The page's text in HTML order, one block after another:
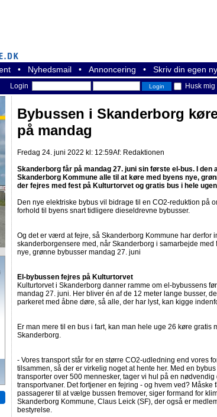
• Nyhedsmail • Annoncering • Skriv din egen
Login Husk mig
Bybussen i Skanderborg
på mandag
Fredag 24. juni 2022 kl: 12:59Af: Redaktionen
Skanderborg får på mandag 27. juni sin første el-bus. I den
Skanderborg Kommune alle til at køre med byens nye,
der fejres med fest på Kulturtorvet og gratis bus i hele ugen
Den nye elektriske bybus vil bidrage til en CO2-reduktion på
forhold til byens snart tidligere dieseldrevne bybusser.
Og det er værd at fejre, så Skanderborg Kommune har derfor
skanderborgensere med, når Skanderborg i samarbejde med
nye, grønne bybusser mandag 27. juni
El-bybussen fejres på Kulturtorvet
Kulturtorvet i Skanderborg danner ramme om el-bybussens
mandag 27. juni. Her bliver én af de 12 meter lange busser,
parkeret med åbne døre, så alle, der har lyst, kan kigge
Er man mere til en bus i fart, kan man hele uge 26 køre gratis
Skanderborg.
- Vores transport står for en større CO2-udledning end vores
tilsammen, så der er virkelig noget at hente her. Med en
transporter over 500 mennesker, tager vi hul på en
transportvaner. Det fortjener en fejring - og hvem ved? Måske
passagerer til at vælge bussen fremover, siger formand for
Skanderborg Kommune, Claus Leick (SF), der også er
bestyrelse.